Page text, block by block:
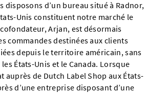
disposons d’un bureau situé à Radnor,
Unis constituent notre marché le
Arjan, est désormais
commandes destinées aux clients
depuis le territoire américain, sans
États-Unis et le Canada. Lorsque
auprès de Dutch Label Shop aux États-
d’une entreprise disposant d’une